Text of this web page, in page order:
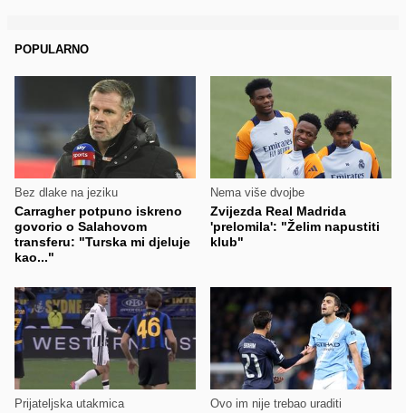
POPULARNO
Bez dlake na jeziku
Carragher potpuno iskreno
govorio o Salahovom
transferu: "Turska mi djeluje
kao..."
Nema više dvojbe
Zvijezda Real Madrida
'prelomila': "Želim napustiti
klub"
Prijateljska utakmica Ovo im nije trebao uraditi